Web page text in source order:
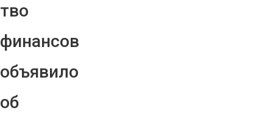
тво
финансов
объявило
об